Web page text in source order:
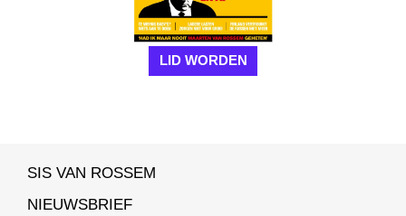
LID WORDEN
SIS VAN ROSSEM
NIEUWSBRIEF